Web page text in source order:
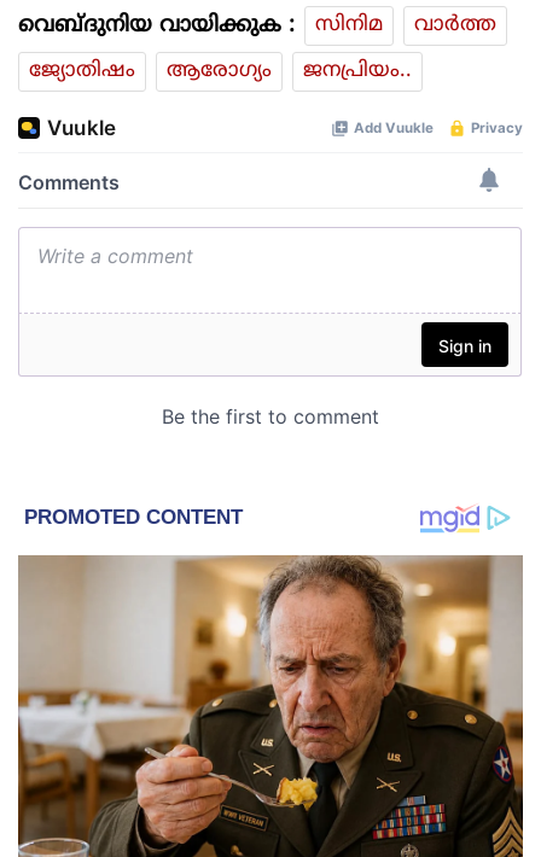
വെബ്ദുനിയ വായിക്കുക : സിനിമ
വാര്‍ത്ത
ജ്യോതിഷം
ആരോഗ്യം ജനപ്രിയം..